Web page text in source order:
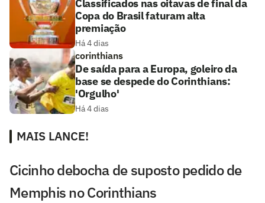
Classificados nas oitavas de final da
Copa do Brasil faturam alta
premiação
Há 4 dias
corinthians
De saída para a Europa, goleiro da
base se despede do Corinthians:
'Orgulho'
Há 4 dias
MAIS LANCE!
Cicinho debocha de suposto pedido de
Memphis no Corinthians